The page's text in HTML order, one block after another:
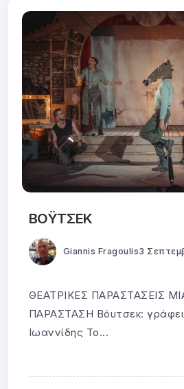
ΒΟΫΤΣΕΚ
Giannis Fragoulis3
ΘΕΑΤΡΙΚΕΣ ΠΑΡΑΣΤΑΣΕΙΣ
ΠΑΡΑΣΤΑΣΗ Βόυτσεκ: γράφει
Ιωαννίδης Το...